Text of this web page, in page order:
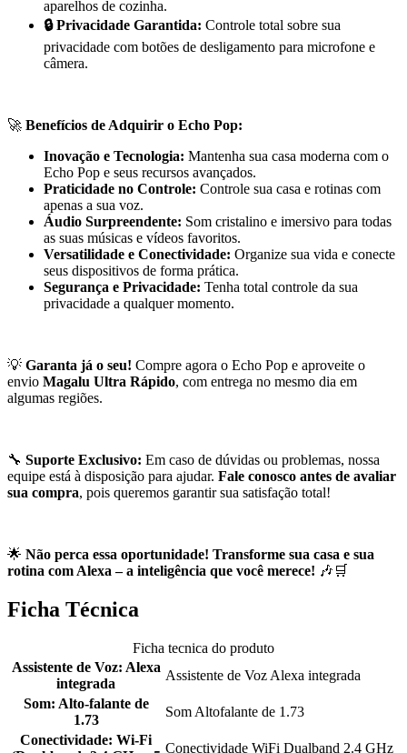
aparelhos de cozinha.
🔒 Privacidade Garantida: Controle total sobre sua
privacidade com botões de desligamento para microfone e
câmera.
🚀 Benefícios de Adquirir o Echo Pop:
Inovação e Tecnologia: Mantenha sua casa moderna com o
Echo Pop e seus recursos avançados.
Praticidade no Controle: Controle sua casa e rotinas com
apenas a sua voz.
Áudio Surpreendente: Som cristalino e imersivo para todas
as suas músicas e vídeos favoritos.
Versatilidade e Conectividade: Organize sua vida e conecte
seus dispositivos de forma prática.
Segurança e Privacidade: Tenha total controle da sua
privacidade a qualquer momento.
💡 Garanta já o seu! Compre agora o Echo Pop e aproveite o
envio Magalu Ultra Rápido, com entrega no mesmo dia em
algumas regiões.
🔧 Suporte Exclusivo: Em caso de dúvidas ou problemas, nossa
equipe está à disposição para ajudar. Fale conosco antes de avaliar
sua compra, pois queremos garantir sua satisfação total!
🌟 Não perca essa oportunidade! Transforme sua casa e sua
rotina com Alexa – a inteligência que você merece! 🎶🛒
Ficha Técnica
Ficha tecnica do produto
Assistente de Voz: Alexa
integrada
Assistente de Voz Alexa integrada
Som: Alto-falante de
1.73
Som Altofalante de 1.73
Conectividade: Wi-Fi
Conectividade WiFi Dualband 2.4 GHz